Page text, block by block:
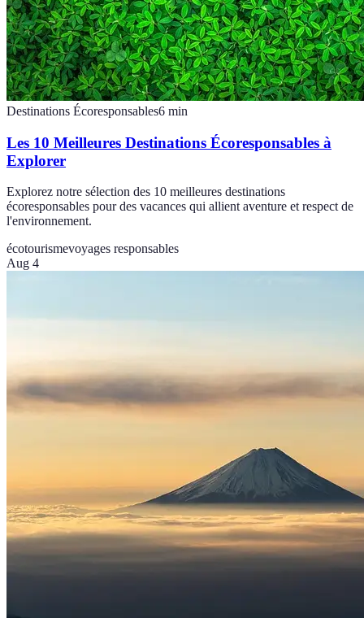
Destinations Écoresponsables6 min
Les 10 Meilleures Destinations Écoresponsables à
Explorer
Explorez notre sélection des 10 meilleures destinations
écoresponsables pour des vacances qui allient aventure et respect de
l'environnement.
écotourismevoyages responsables
Aug 4